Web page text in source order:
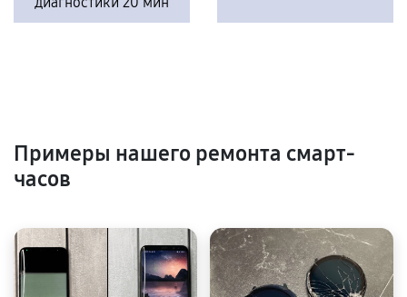
Примеры нашего ремонта смарт-
часов